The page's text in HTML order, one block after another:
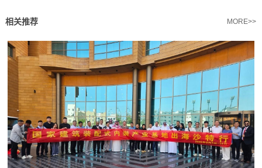
相关推荐 MORE>>